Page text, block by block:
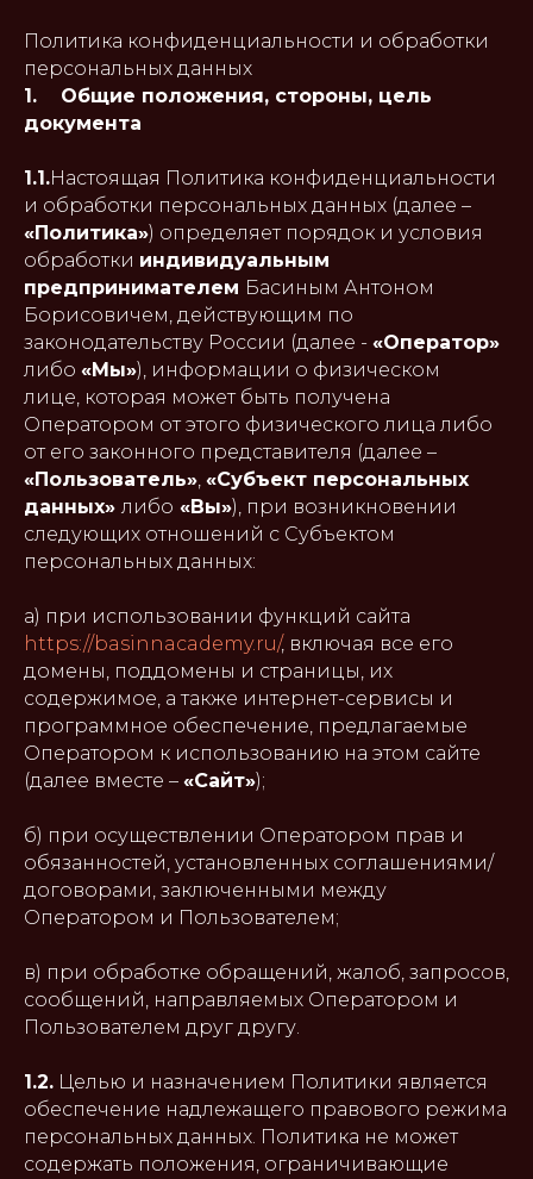
Политика конфиденциальности и обработки
персональных данных
1. Общие положения, стороны, цель
документа
1.1.Настоящая Политика конфиденциальности
и обработки персональных данных (далее –
«Политика») определяет порядок и условия
обработки индивидуальным
предпринимателем Басиным Антоном
Борисовичем, действующим по
законодательству России (далее - «Оператор»
либо «Мы»), информации о физическом
лице, которая может быть получена
Оператором от этого физического лица либо
от его законного представителя (далее –
«Пользователь», «Субъект персональных
данных» либо «Вы»), при возникновении
следующих отношений с Субъектом
персональных данных:
а) при использовании функций сайта
https://basinnacademy.ru/, включая все его
домены, поддомены и страницы, их
содержимое, а также интернет-сервисы и
программное обеспечение, предлагаемые
Оператором к использованию на этом сайте
(далее вместе – «Сайт»);
б) при осуществлении Оператором прав и
обязанностей, установленных соглашениями/
договорами, заключенными между
Оператором и Пользователем;
в) при обработке обращений, жалоб, запросов,
сообщений, направляемых Оператором и
Пользователем друг другу.
1.2. Целью и назначением Политики является
обеспечение надлежащего правового режима
персональных данных. Политика не может
содержать положения, ограничивающие